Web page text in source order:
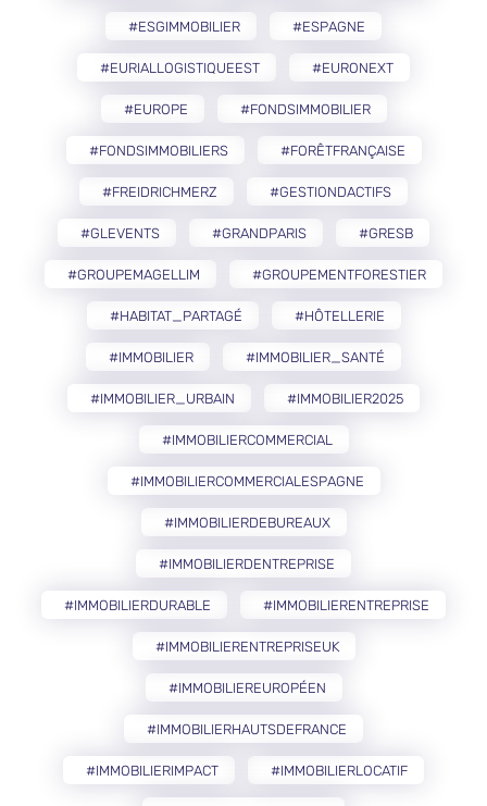
#ESGIMMOBILIER #ESPAGNE
#EURIALLOGISTIQUEEST #EURONEXT
#EUROPE #FONDSIMMOBILIER
#FONDSIMMOBILIERS #FORÊTFRANÇAISE
#FREIDRICHMERZ #GESTIONDACTIFS
#GLEVENTS #GRANDPARIS #GRESB
#GROUPEMAGELLIM #GROUPEMENTFORESTIER
#HABITAT_PARTAGÉ #HÔTELLERIE
#IMMOBILIER #IMMOBILIER_SANTÉ
#IMMOBILIER_URBAIN #IMMOBILIER2025
#IMMOBILIERCOMMERCIAL
#IMMOBILIERCOMMERCIALESPAGNE
#IMMOBILIERDEBUREAUX
#IMMOBILIERDENTREPRISE
#IMMOBILIERDURABLE #IMMOBILIERENTREPRISE
#IMMOBILIERENTREPRISEUK
#IMMOBILIEREUROPÉEN
#IMMOBILIERHAUTSDEFRANCE
#IMMOBILIERIMPACT #IMMOBILIERLOCATIF